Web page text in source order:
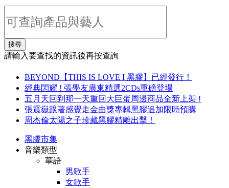
搜尋
請輸入要查找的資訊後再按查詢
BEYOND【THIS IS LOVE I 黑膠】已經發行！
經典閃耀 ! 張學友廣東精選2CDs重磅登場
五月天回到那一天重回大巨蛋周邊商品全新上架 !
張震嶽跟著感覺走金曲獎專輯黑膠追加限時預購
周杰倫太陽之子珍藏黑膠精雕出擊！
黑膠市集
音樂類型
華語
男歌手
女歌手